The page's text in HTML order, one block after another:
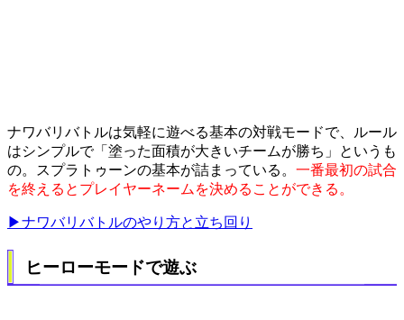
ナワバリバトルは気軽に遊べる基本の対戦モードで、ルール
はシンプルで「塗った面積が大きいチームが勝ち」というも
の。スプラトゥーンの基本が詰まっている。 一番最初の試合
を終えるとプレイヤーネームを決めることができる。
▶ナワバリバトルのやり方と立ち回り
ヒーローモードで遊ぶ